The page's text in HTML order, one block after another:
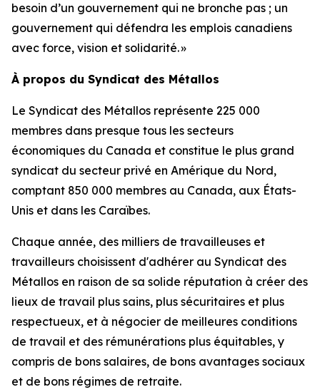
besoin d’un gouvernement qui ne bronche pas ; un
gouvernement qui défendra les emplois canadiens
avec force, vision et solidarité. »
À propos du Syndicat des Métallos
Le Syndicat des Métallos représente 225 000
membres dans presque tous les secteurs
économiques du Canada et constitue le plus grand
syndicat du secteur privé en Amérique du Nord,
comptant 850 000 membres au Canada, aux États-
Unis et dans les Caraïbes.
Chaque année, des milliers de travailleuses et
travailleurs choisissent d'adhérer au Syndicat des
Métallos en raison de sa solide réputation à créer des
lieux de travail plus sains, plus sécuritaires et plus
respectueux, et à négocier de meilleures conditions
de travail et des rémunérations plus équitables, y
compris de bons salaires, de bons avantages sociaux
et de bons régimes de retraite.